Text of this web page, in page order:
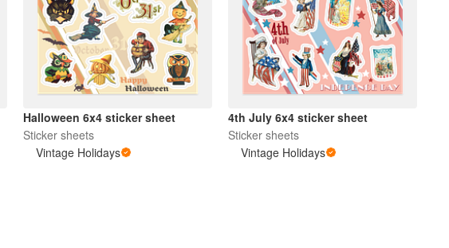
Halloween 6x4 sticker sheet
Sticker sheets
Vintage Holidays
4th July 6x4 sticker sheet
Sticker sheets
Vintage Holidays